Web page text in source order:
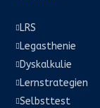
 LRS
 Legasthenie
 Dyskalkulie
 Lernstrategien
Selbsttest